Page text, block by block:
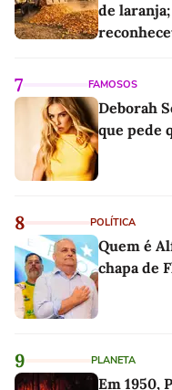
de
7 FAMOSOS
Deborah
que pede
8 POLÍTICA
Quem é
chapa de
9 PLANETA
Em 1950,